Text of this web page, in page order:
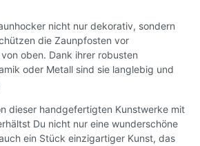
nicht nur dekorativ, sondern
die Zaunpfosten vor
oben. Dank ihrer robusten
oder Metall sind sie langlebig und
dieser handgefertigten Kunstwerke mit
Du nicht nur eine wunderschöne
ein Stück einzigartiger Kunst, das